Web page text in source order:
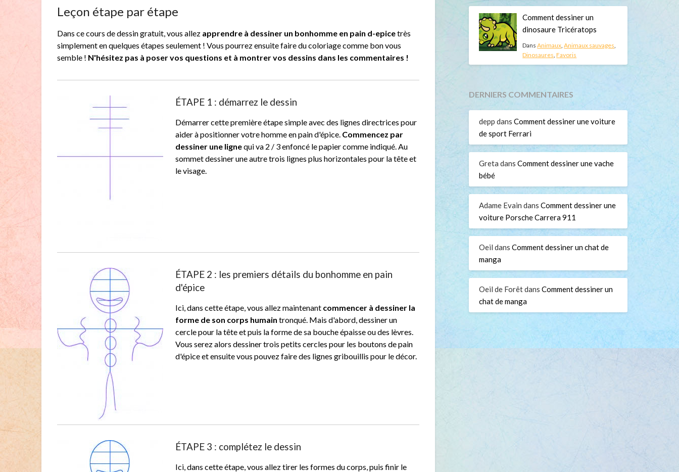
Leçon étape par étape
Dans ce cours de dessin gratuit, vous allez apprendre à dessiner un bonhomme en pain d-epicetrès
simplement en quelques étapes seulement ! Vous pourrez ensuite faire du coloriage comme bon vous
semble ! N'hésitez pas à poser vos questions et à montrer vos dessins dans les commentaires !
ÉTAPE 1 : démarrez le dessin
Démarrer cette première étape simple avec des lignes directrices pour
aider à positionner votre homme en pain d'épice. Commencez par
dessiner une lignequi va 2 / 3 enfoncé le papier comme indiqué. Au
sommet dessiner une autre trois lignes plus horizontales pour la tête et
le visage.
ÉTAPE 2 : les premiers détails du bonhomme en pain
d'épice
Ici, dans cette étape, vous allez maintenant commencer à dessiner la
forme de son corps humain tronqué. Mais d'abord, dessiner un
cercle pour la tête et puis la forme de sa bouche épaisse ou des lèvres.
Vous serez alors dessiner trois petits cercles pour les boutons de pain
d'épice et ensuite vous pouvez faire des lignes gribouillis pour le décor.
ÉTAPE 3 : complétez le dessin
Ici, dans cette étape, vous allez tirer les formes du corps, puis finir le
Comment dessiner un
dinosaure Tricératops
DansAnimaux ,Animaux sauvages
Dinosaures ,Favoris
DERNIERS COMMENTAIRES
depp dans Comment dessiner une voiture
de sport Ferrari
Greta dans Comment dessiner une vache
bébé
Adame Evain dans Comment dessiner une
voiture Porsche Carrera 911
Oeil dans Comment dessiner un chat de
manga
Oeil de Forêtdans Comment dessiner un
chat de manga